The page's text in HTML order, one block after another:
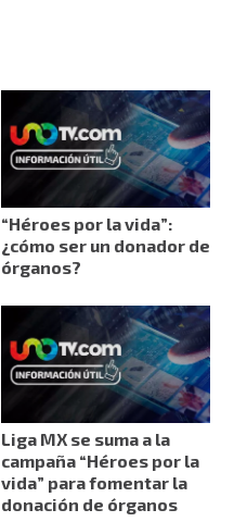
“Héroes por la vida”:
¿cómo ser un donador de
órganos?
Liga MX se suma a la
campaña “Héroes por la
vida” para fomentar la
donación de órganos